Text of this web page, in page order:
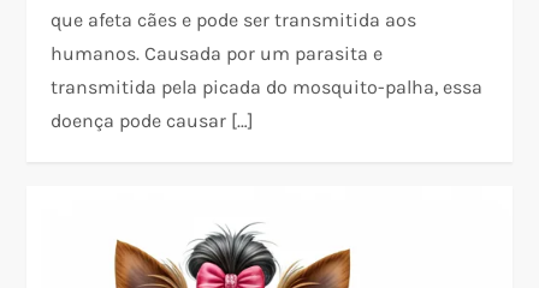
que afeta cães e pode ser transmitida aos
humanos. Causada por um parasita e
transmitida pela picada do mosquito-palha, essa
doença pode causar […]